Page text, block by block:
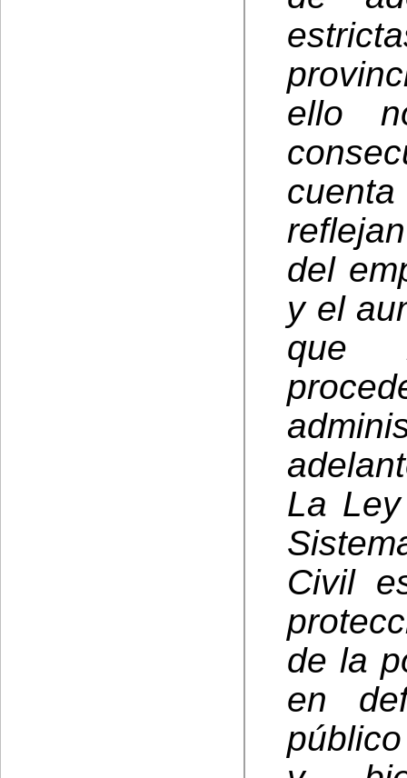
ello
del
y el
que
La
Civil
de la
en